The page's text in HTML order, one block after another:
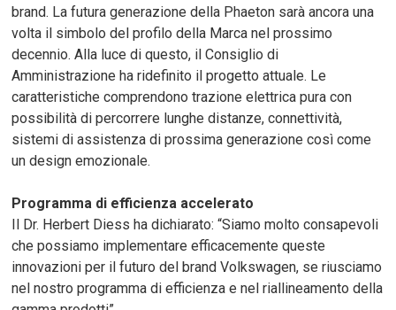
brand. La futura generazione della Phaeton sarà ancora una
volta il simbolo del profilo della Marca nel prossimo
decennio. Alla luce di questo, il Consiglio di
Amministrazione ha ridefinito il progetto attuale. Le
caratteristiche comprendono trazione elettrica pura con
possibilità di percorrere lunghe distanze, connettività,
sistemi di assistenza di prossima generazione così come
un design emozionale.
Programma di efficienza accelerato
Il Dr. Herbert Diess ha dichiarato: “Siamo molto consapevoli
che possiamo implementare efficacemente queste
innovazioni per il futuro del brand Volkswagen, se riusciamo
nel nostro programma di efficienza e nel riallineamento della